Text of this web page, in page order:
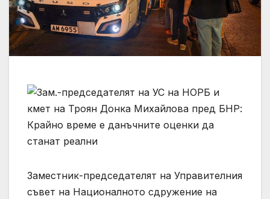
Заместник-председателят на Управителния
съвет на Националното сдружение на